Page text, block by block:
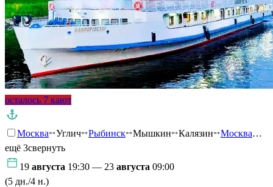
осталось 7 кают
Москва Углич Рыбинск Мышкин Калязин Москва…
ещё 3свернуть
19 августа 19:30 — 23 августа 09:00
(5 дн./4 н.)